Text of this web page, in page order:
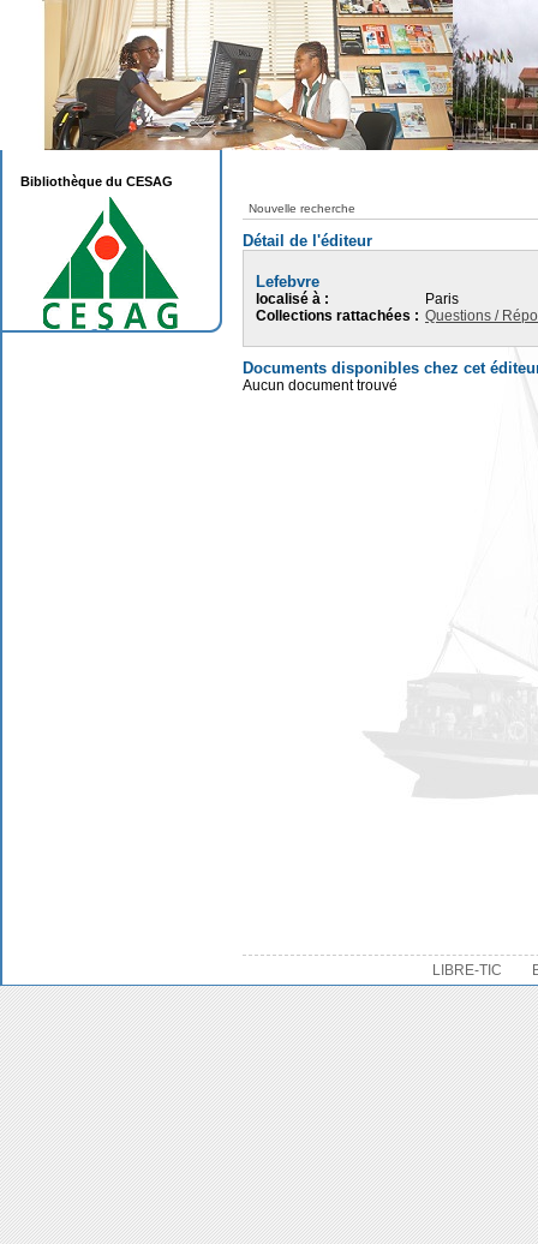
Nouvelle recherche
Détail de l'éditeur
Lefebvre
localisé à :
Paris
Collections rattachées : Questions /
Documents disponibles chez cet
Aucun document trouvé
LIBRE-TIC
Bibliothèque du CESAG